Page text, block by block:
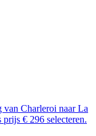
van Charleroi naar La
€ 296 selecteren.